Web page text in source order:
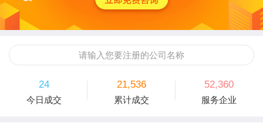
请输入您要注册的公司名称
24
今日成交
21,536
累计成交
52,360
服务企业